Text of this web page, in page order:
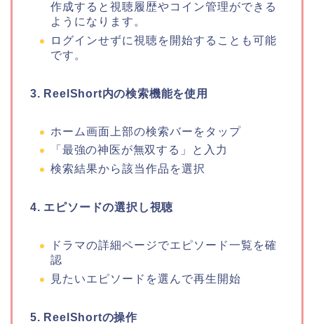
作成すると視聴履歴やコイン管理ができる
ようになります。
ログインせずに視聴を開始することも可能
です。
3. ReelShort内の検索機能を使用
ホーム画面上部の検索バーをタップ
「最強の神医が無双する 」
と入力
検索結果から該当作品を選択
4. エピソードの選択し視聴
ドラマの詳細ページでエピソード一覧を確
認
見たいエピソードを選んで再生開始
5. ReelShortの操作